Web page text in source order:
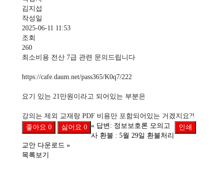
김지섭
작성일
2025-06-11 11:53
조회
260
최소비용 전산 7급 관련 문의드립니다
https://cafe.daum.net/pass365/K0q7/222
요기 있는 21만원이라고 되어있는 부분은
강의는 제외 교재랑 PDF 비용만 포함되어있는 거겠지요?!
좋아요 0 싫어요 0 인쇄
« 답변: 정보보호론 모의고
사 환불 : 5월 29일 환불처리
교안 다운로드 »
목록보기